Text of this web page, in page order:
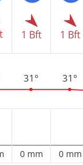
1 Bft
31°
0 mm
1 Bft
31°
0 mm